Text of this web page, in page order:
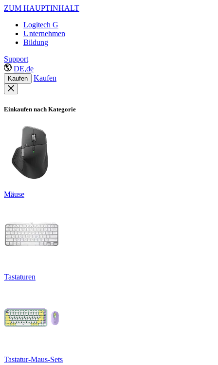
ZUM HAUPTINHALT
Logitech G
Unternehmen
Bildung
Support
DE,de
Kaufen Kaufen
Einkaufen nach Kategorie
Mäuse
Tastaturen
Tastatur-Maus-Sets